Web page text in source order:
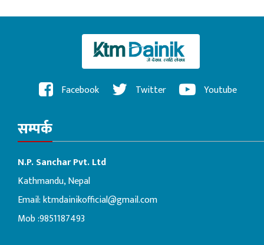
Facebook Twitter Youtube
सम्पर्क
N.P. Sanchar Pvt. Ltd
Kathmandu, Nepal
Email:ktmdainikofficial@gmail.com
Mob :9851187493